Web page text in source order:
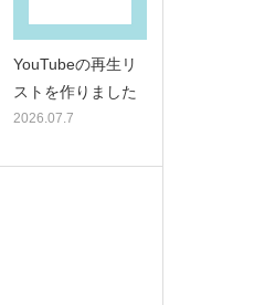
YouTubeの再生リ
ストを作りました
2026.07.7